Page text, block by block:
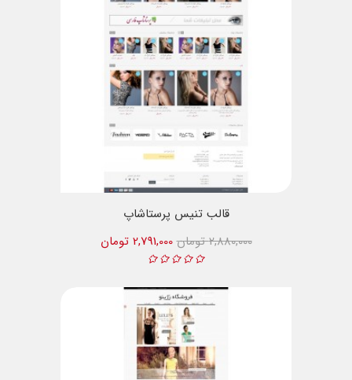
قالب تنیس پرستاشاپ
2,791,000 تومان
2,880,000 تومان